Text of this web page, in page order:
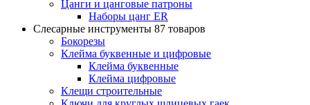
Цанги и цанговые патроны
Наборы цанг ER
Слесарные инструменты 87 товаров
Бокорезы
Клейма буквенные и цифровые
Клейма буквенные
Клейма цифровые
Клещи строительные